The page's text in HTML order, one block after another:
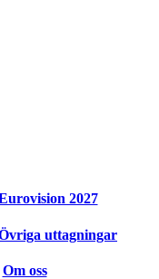
2027
uttagningar
Om oss